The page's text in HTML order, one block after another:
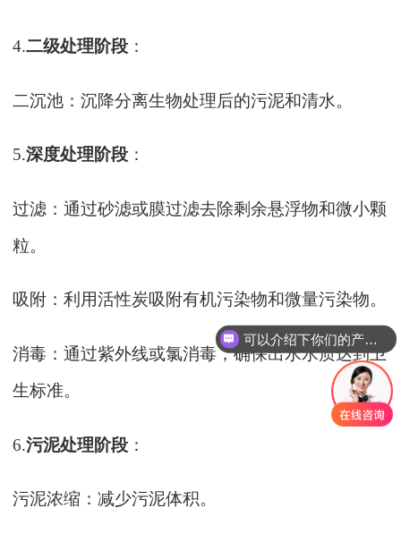
4.二级处理阶段 ：
二沉池：沉降分离生物处理后的污泥和清水。
5.深度处理阶段 ：
过滤：通过砂滤或膜过滤去除剩余悬浮物和微小颗
粒。
吸附：利用活性炭吸附有机污染物和微量污染物。
消毒：通过紫外线或氯消毒，确保出水水质达到卫
生标准。
6.污泥处理阶段 ：
污泥浓缩：减少污泥体积。
可以介绍下你们的产品么